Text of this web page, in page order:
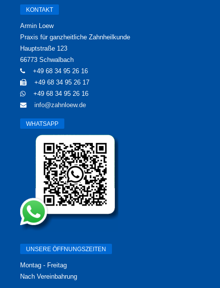
KONTAKT
Armin Loew
Praxis für ganzheitliche Zahnheilkunde
Hauptstraße 123
66773 Schwalbach
+49 68 34 95 26 16
+49 68 34 95 26 17
+49 68 34 95 26 16
info@zahnloew.de
WHATSAPP
UNSERE ÖFFNUNGSZEITEN
Montag - Freitag
Nach Vereinbahrung